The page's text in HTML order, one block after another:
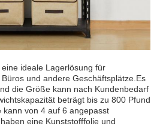
ideale Lagerlösung für
und andere Geschäftsplätze.Es
die Größe kann nach Kundenbedarf
beträgt bis zu 800 Pfund
kann von 4 auf 6 angepasst
eine Kunststofffolie und